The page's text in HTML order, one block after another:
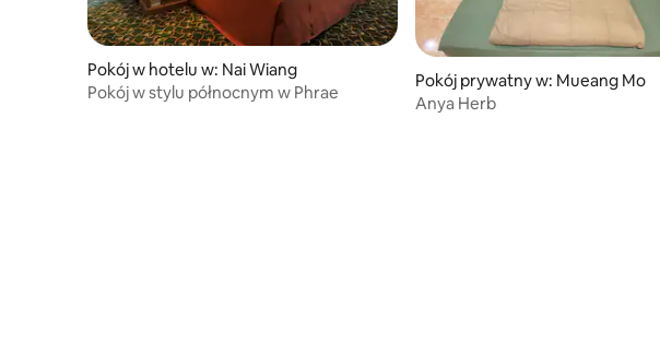
Pokój w hotelu w: Nai Wiang
Pokój w stylu północnym w Phrae
Pokój prywatny w: Mueang Mo
Anya Herb